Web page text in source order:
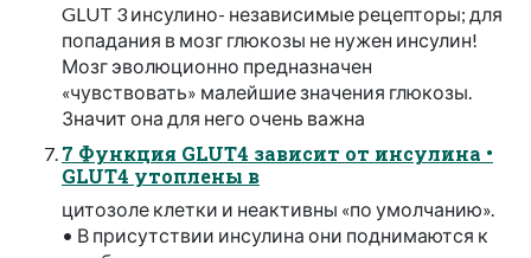
GLUT 3 инсулино- независимые рецепторы; для
попадания в мозг глюкозы не нужен инсулин!
Мозг эволюционно предназначен
«чувствовать» малейшие значения глюкозы.
Значит она для него очень важна
7 Функция GLUT4 зависит от инсулина •
GLUT4 утоплены в
цитозоле клетки и неактивны «по умолчанию».
• В присутствии инсулина они поднимаются к